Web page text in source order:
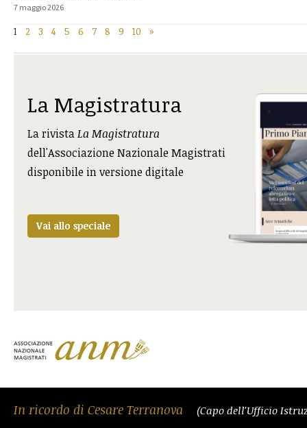
7 maggio 2026
1 2 3 4 5 6 7 8 9 10 »
La Magistratura
La rivistaLa Magistratura
dell'Associazione Nazionale Magistrati
disponibile in versione digitale
Vai allo speciale
In ricordo di Cesare Terranova (Capo dell'Ufficio